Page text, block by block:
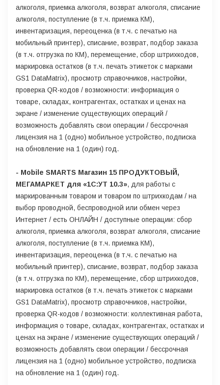
алкоголя, приемка алкоголя, возврат алкоголя, списание
алкоголя, поступление (в т.ч. приемка КМ),
инвентаризация, переоценка (в т.ч. с печатью на
мобильный принтер), списание, возврат, подбор заказа
(в т.ч. отгрузка по КМ), перемещение, сбор штрихкодов,
маркировка остатков (в т.ч. печать этикеток с марками
GS1 DataMatrix), просмотр справочников, настройки,
проверка QR-кодов / возможности: информация о
товаре, складах, контрагентах, остатках и ценах на
экране / изменение существующих операций /
возможность добавлять свои операции / бессрочная
лицензия на 1 (одно) мобильное устройство, подписка
на обновление на 1 (один) год.
- Mobile SMARTS Магазин 15 ПРОДУКТОВЫЙ,
МЕГАМАРКЕТ для «1С:УТ 10.3», для работы с
маркированным товаром и товаром по штрихкодам / на
выбор проводной, беспроводной или обмен через
Интернет / есть ОНЛАЙН / доступные операции: сбор
алкоголя, приемка алкоголя, возврат алкоголя, списание
алкоголя, поступление (в т.ч. приемка КМ),
инвентаризация, переоценка (в т.ч. с печатью на
мобильный принтер), списание, возврат, подбор заказа
(в т.ч. отгрузка по КМ), перемещение, сбор штрихкодов,
маркировка остатков (в т.ч. печать этикеток с марками
GS1 DataMatrix), просмотр справочников, настройки,
проверка QR-кодов / возможности: коллективная работа,
информация о товаре, складах, контрагентах, остатках и
ценах на экране / изменение существующих операций /
возможность добавлять свои операции / бессрочная
лицензия на 1 (одно) мобильное устройство, подписка
на обновление на 1 (один) год.